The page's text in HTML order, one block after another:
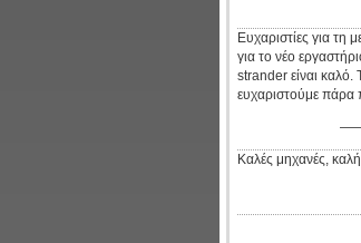
Ευχαριστίες για τη
για το νέο
strander είναι
ευχαριστούμε πάρα
——
Καλές μηχανές,